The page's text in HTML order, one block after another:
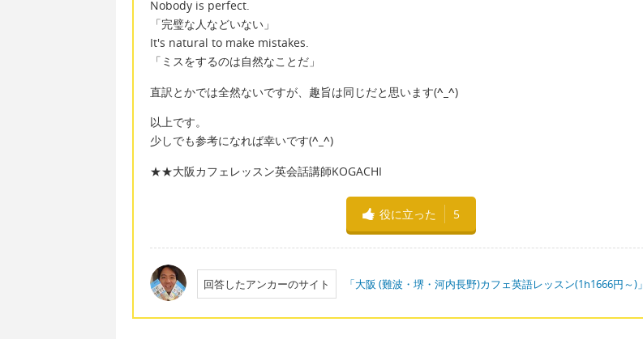
Nobody is perfect.
「完璧な人などいない」
It's natural to make mistakes.
「ミスをするのは自然なことだ」
直訳とかでは全然ないですが、趣旨は同じだと思います(^_^)
以上です。
少しでも参考になれば幸いです(^_^)
★★大阪カフェレッスン英会話講師KOGACHI
役に立った 5
回答したアンカーのサイト 「大阪 (難波・堺・河内長野)カフェ英語レッスン(1h1666円～)」